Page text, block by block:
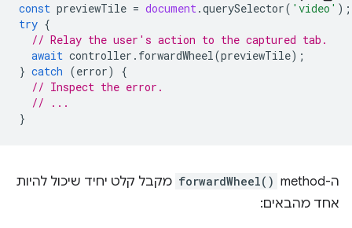
const previewTile = document.querySelector( 'video' );
try {
// Relay the user's action to the captured tab.
await controller . forwardWheel(previewTile);
} catch (error)
{
// Inspect the error.
// ...
}
ה-method‏ forwardWheel() מקבל קלט יחיד שיכול להיות
אחד מהבאים: